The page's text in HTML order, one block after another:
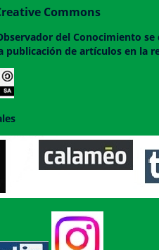
Commons
del Conocimiento se
publicación de artículos en la